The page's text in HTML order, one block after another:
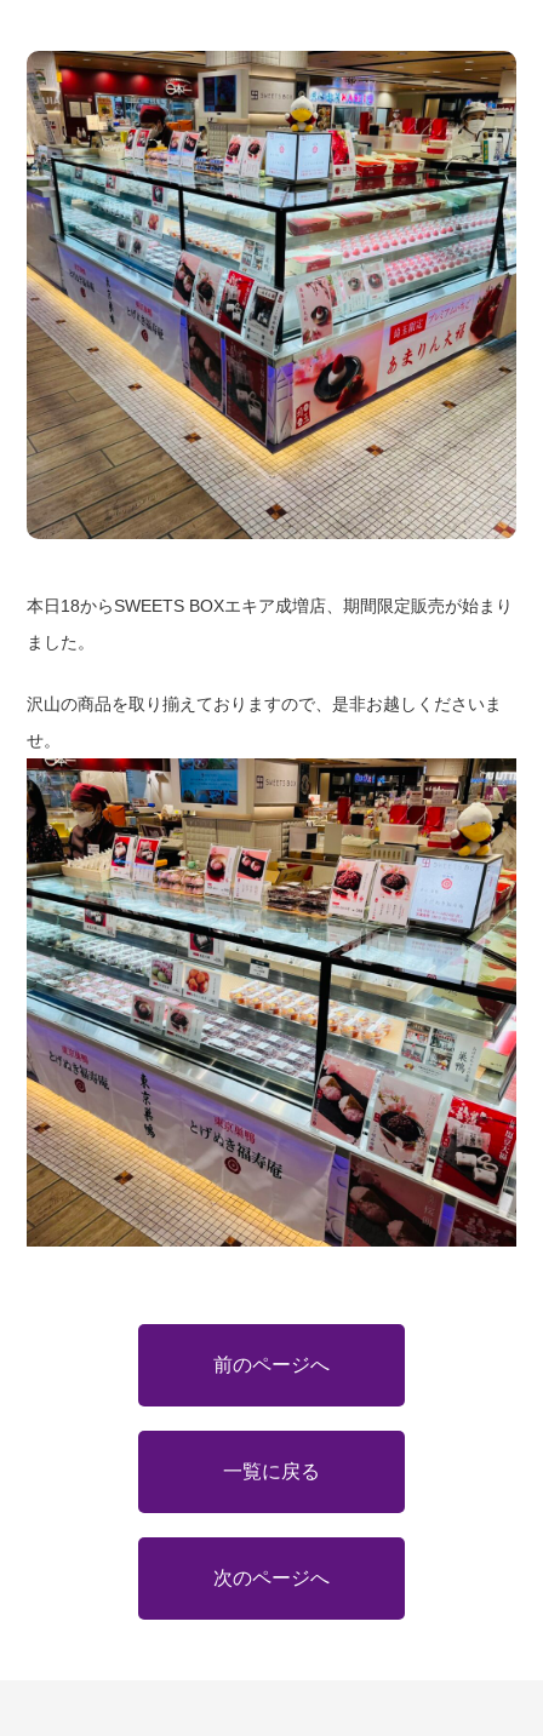
本日18からSWEETS BOXエキア成増店、期間限定販売が始まり
ました。
沢山の商品を取り揃えておりますので、是非お越しくださいま
せ。
前のページへ
一覧に戻る
次のページへ